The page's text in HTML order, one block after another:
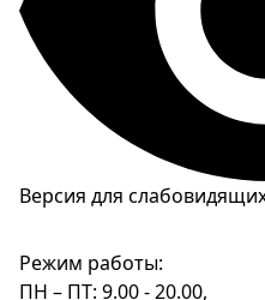
Версия для
Режим работы:
ПН – ПТ: 9.00 - 20.00,